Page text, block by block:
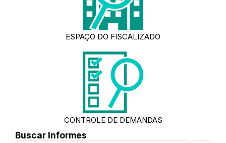
ESPAÇO DO FISCALIZADO
CONTROLE DE DEMANDAS
Buscar Informes